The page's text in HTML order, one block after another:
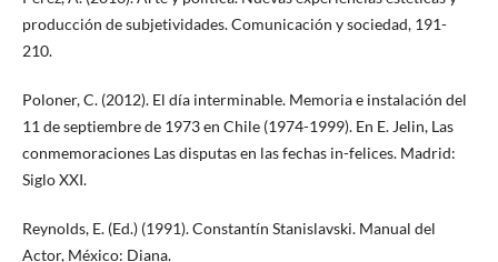
producción de subjetividades. Comunicación y sociedad, 191-
210.
Poloner, C. (2012). El día interminable. Memoria e instalación del
11 de septiembre de 1973 en Chile (1974-1999). En E. Jelin, Las
conmemoraciones Las disputas en las fechas in-felices. Madrid:
Siglo XXI.
Reynolds, E. (Ed.) (1991). Constantín Stanislavski. Manual del
Actor, México: Diana.